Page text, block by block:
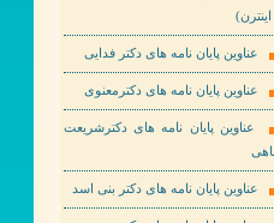
عناوین پایان نامه های دکتر فدایی
عناوین پایان نامه های دکترمعنوی
عناوین پایان نامه های دکترشریعت
عناوین پایان نامه های دکتر بنی اسد